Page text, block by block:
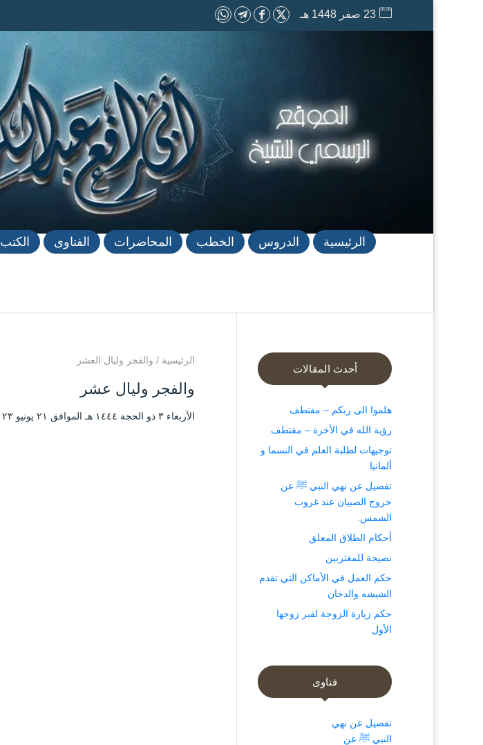
23 صفر 1448 هـ
الرئيسية الدروس الخطب المحاضرات الفتاوى الكتب
الرئيسية / والفجر وليال العشر
والفجر وليال عشر
الأربعاء ۳ ذو الحجة ۱٤٤٤ هـ الموافق ۲۱ يونيو ۲۰۲۳ مـ |
أحدث المقالات
هلموا الى ربكم – مقتطف
رؤية الله في الأخرة – مقتطف
توجيهات لطلبة العلم في النسما و
ألمانيا
تفصيل عن نهي النبي ﷺ عن
خروج الصبيان عند غروب
الشمس.
أحكام الطلاق المعلق
نصيحة للمغتربين
حكم العمل في الأماكن التي تقدم
الشيشه والدخان
حكم زيارة الزوجة لقبر زوجها
الأول
فتاوى
تفصيل عن نهي
النبي ﷺ عن